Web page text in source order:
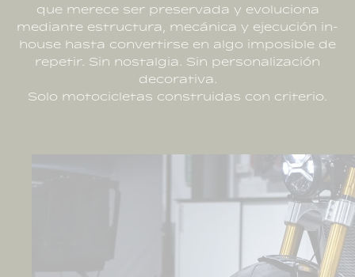
que merece ser preservada y evoluciona
mediante estructura, mecánica y ejecución in-
house hasta convertirse en algo imposible de
repetir. Sin nostalgia. Sin personalización
decorativa.
Solo motocicletas construidas con criterio.